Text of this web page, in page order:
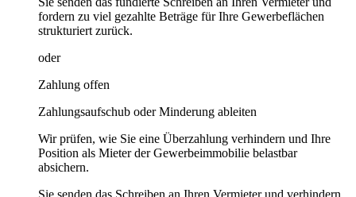
fordern zu viel gezahlte Beträge für Ihre Gewerbeflächen
strukturiert zurück.
oder
Zahlung offen
Zahlungsaufschub oder Minderung ableiten
Wir prüfen, wie Sie eine Überzahlung verhindern und Ihre
Position als Mieter der Gewerbeimmobilie belastbar
absichern.
Sie senden das Schreiben an Ihren Vermieter und verhindern